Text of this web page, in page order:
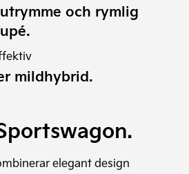
och rymlig
mildhybrid.
elegant design